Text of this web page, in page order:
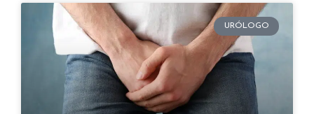
URÓLOGO